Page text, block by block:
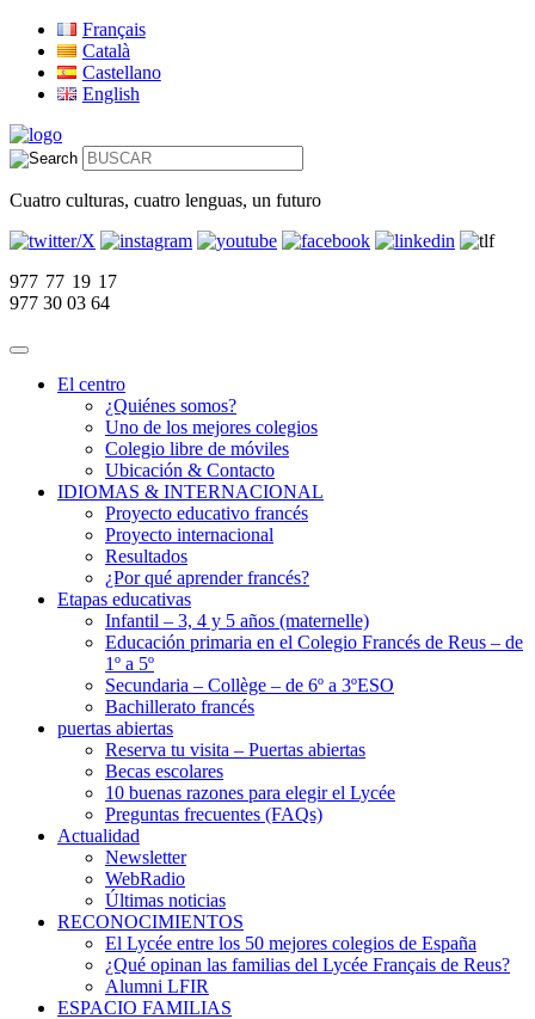
Français
Català
Castellano
English
Cuatro culturas, cuatro lenguas, un futuro
977 77 19 17
977 30 03 64
El centro
¿Quiénes somos?
Uno de los mejores colegios
Colegio libre de móviles
Ubicación & Contacto
IDIOMAS & INTERNACIONAL
Proyecto educativo francés
Proyecto internacional
Resultados
¿Por qué aprender francés?
Etapas educativas
Infantil – 3, 4 y 5 años (maternelle)
Educación primaria en el Colegio Francés de Reus – de
1º a 5º
Secundaria – Collège – de 6º a 3ºESO
Bachillerato francés
puertas abiertas
Reserva tu visita – Puertas abiertas
Becas escolares
10 buenas razones para elegir el Lycée
Preguntas frecuentes (FAQs)
Actualidad
Newsletter
WebRadio
Últimas noticias
RECONOCIMIENTOS
El Lycée entre los 50 mejores colegios de España
¿Qué opinan las familias del Lycée Français de Reus?
Alumni LFIR
ESPACIO FAMILIAS